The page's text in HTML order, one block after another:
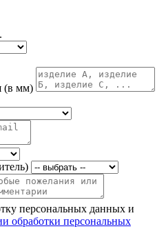
(в мм)
персональных данных и
обработки персональных